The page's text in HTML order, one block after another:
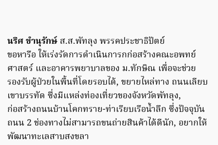
นริศ ขำนุรักษ์ ส.ส.พัทลุง พรรคประชาธิปัตย์
ขอหารือ ให้เร่งรัดการดำเนินการกก่อสร้างคณะอพทย์
ศาสตร์ และอาคารพยาบาลของ ม.ทักษิณ เพื่อจะช่วย
รองรับผู้ป่วยในพื้นที่โดยรอบได้, ขยายไหล่ทาง ถนนเลียบ
เขาบรรทัด ซึ่งมีแหล่งท่องเที่ยวของจังหวัดพัทลุง,
ก่อสร้างถนนบ้านโคกทราย-ท่าเรียบเรือน้ำลึก ซึ่งปัจจุบัน
ถนน 2 ช่องทางไม่สามารถขนถ่ายสินค้าได้ดีนัก, อยากให้
พัฒนาทะเลสาบสงขลา